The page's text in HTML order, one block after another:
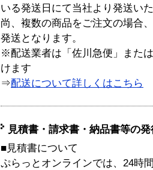
いる発送日にて当社より発送い
尚、複数の商品をご注文の場合
発送となります。
※配送業者は「佐川急便」また
けます
⇒配送について詳しくはこちら
見積書・請求書・納品書等の
■見積書について
ぷらっとオンラインでは、24時